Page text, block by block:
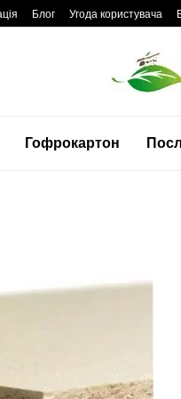
Блог Угода користувача
Гофрокартон